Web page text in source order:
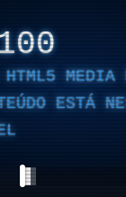
HTML5 MEDIA
ESTÁ